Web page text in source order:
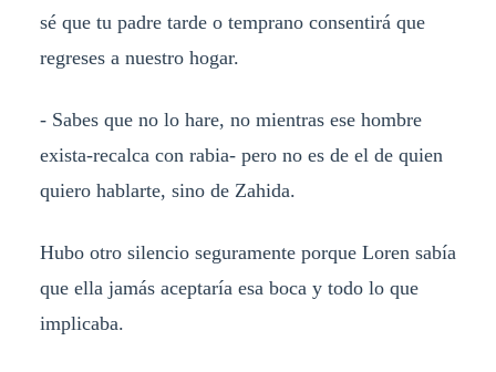
sé que tu padre tarde o temprano consentirá que
regreses a nuestro hogar.
- Sabes que no lo hare, no mientras ese hombre
exista-recalca con rabia- pero no es de el de quien
quiero hablarte, sino de Zahida.
Hubo otro silencio seguramente porque Loren sabía
que ella jamás aceptaría esa boca y todo lo que
implicaba.